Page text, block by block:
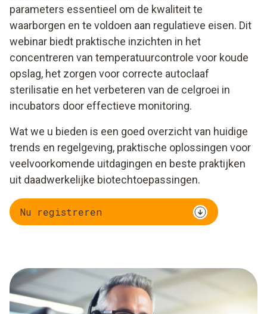
parameters essentieel om de kwaliteit te
waarborgen en te voldoen aan regulatieve eisen. Dit
webinar biedt praktische inzichten in het
concentreren van temperatuurcontrole voor koude
opslag, het zorgen voor correcte autoclaaf
sterilisatie en het verbeteren van de celgroei in
incubators door effectieve monitoring.
Wat we u bieden is een goed overzicht van huidige
trends en regelgeving, praktische oplossingen voor
veelvoorkomende uitdagingen en beste praktijken
uit daadwerkelijke biotechtoepassingen.
Nu registreren